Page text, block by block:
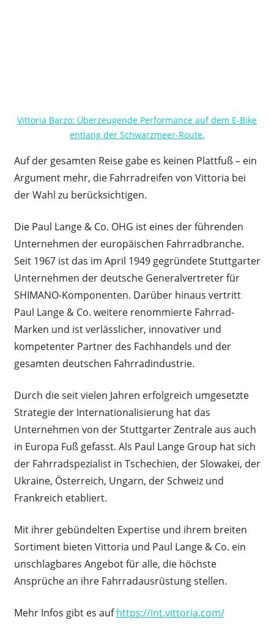
Vittoria Barzo: Überzeugende Performance auf dem E-Bike
entlang der Schwarzmeer-Route.
Auf der gesamten Reise gabe es keinen Plattfuß – ein
Argument mehr, die Fahrradreifen von Vittoria bei
der Wahl zu berücksichtigen.
Die Paul Lange & Co. OHG ist eines der führenden
Unternehmen der europäischen Fahrradbranche.
Seit 1967 ist das im April 1949 gegründete Stuttgarter
Unternehmen der deutsche Generalvertreter für
SHIMANO-Komponenten. Darüber hinaus vertritt
Paul Lange & Co. weitere renommierte Fahrrad-
Marken und ist verlässlicher, innovativer und
kompetenter Partner des Fachhandels und der
gesamten deutschen Fahrradindustrie.
Durch die seit vielen Jahren erfolgreich umgesetzte
Strategie der Internationalisierung hat das
Unternehmen von der Stuttgarter Zentrale aus auch
in Europa Fuß gefasst. Als Paul Lange Group hat sich
der Fahrradspezialist in Tschechien, der Slowakei, der
Ukraine, Österreich, Ungarn, der Schweiz und
Frankreich etabliert.
Mit ihrer gebündelten Expertise und ihrem breiten
Sortiment bieten Vittoria und Paul Lange & Co. ein
unschlagbares Angebot für alle, die höchste
Ansprüche an ihre Fahrradausrüstung stellen.
Mehr Infos gibt es aufhttps://int.vittoria.com/